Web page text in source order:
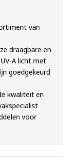
van
draagbare en
A licht met
goedgekeurd
kwaliteit en
voor